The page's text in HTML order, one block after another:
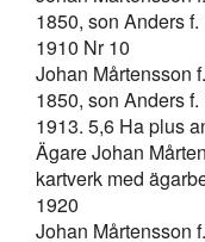
1850, son Anders
1910 Nr 10
Johan Mårtensson
1850, son Anders
1913. 5,6 Ha plus
Ägare Johan
kartverk med
1920
Johan Mårtensson